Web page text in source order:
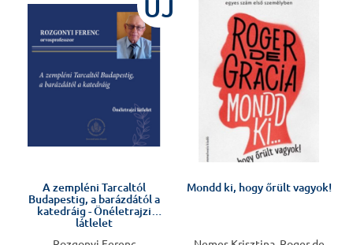
ÚJ
A zempléni Tarcaltól
Budapestig, a barázdától a
katedráig - Önéletrajzi
látlelet
Mondd ki, hogy őrült vagyok!